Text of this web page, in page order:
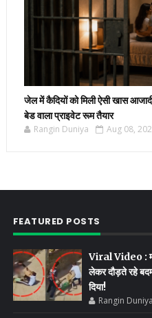
जेल में कैदियों को मिली ऐसी खास
बेड वाला प्राइवेट रूम तैयार
Rangin Duniya Aug 08,
FEATURED POSTS
Viral Video : मां
लेकर दौड़ते रहे
दिया!
Rangin Duniya